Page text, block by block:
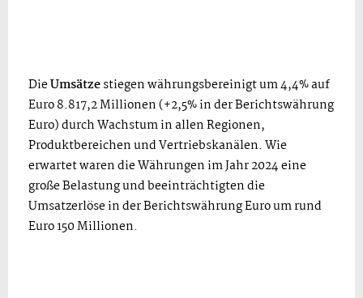
DieUmsätzestiegen währungsbereinigt um 4,4% auf
Euro 8.817,2 Millionen (+2,5% in der Berichtswährung
Euro) durch Wachstum in allen Regionen,
Produktbereichen und Vertriebskanälen. Wie
erwartet waren die Währungen im Jahr 2024 eine
große Belastung und beeinträchtigten die
Umsatzerlöse in der Berichtswährung Euro um rund
Euro 150 Millionen.